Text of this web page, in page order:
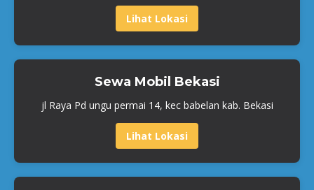
Lihat Lokasi
Sewa Mobil Bekasi
jl Raya Pd ungu permai 14, kec babelan kab. Bekasi
Lihat Lokasi